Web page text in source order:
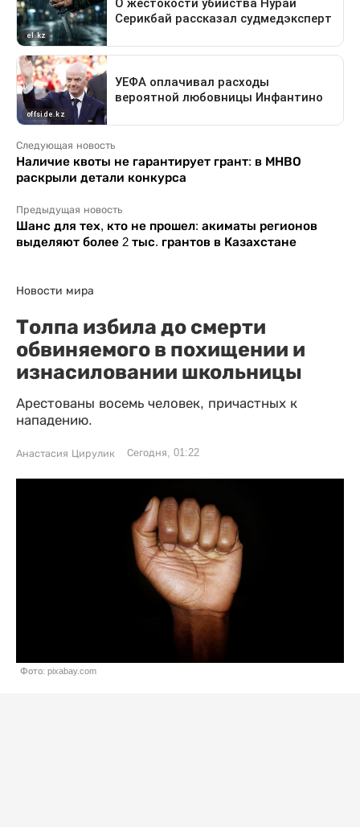
Следующая новость
Наличие квоты не гарантирует грант: в МНВО
раскрыли детали конкурса
Предыдущая новость
Шанс для тех, кто не прошел: акиматы регионов
выделяют более 2 тыс. грантов в Казахстане
Новости мира
Толпа избила до смерти
обвиняемого в похищении и
изнасиловании школьницы
Арестованы восемь человек, причастных к
нападению.
Анастасия Цирулик Сегодня, 01:22
Фото: pixabay.com